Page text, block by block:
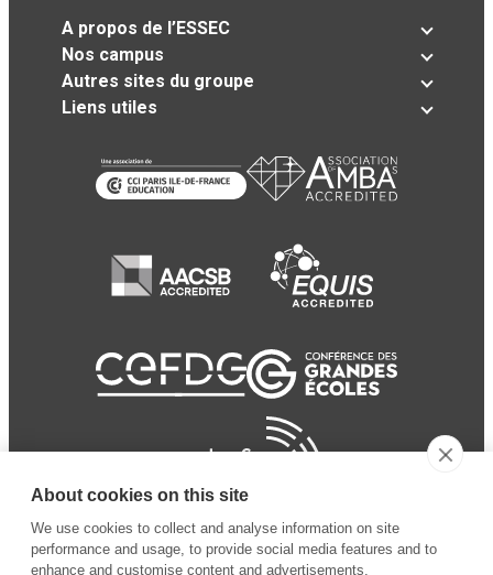
A propos de l’ESSEC
Nos campus
Autres sites du groupe
Liens utiles
About cookies on this site
We use cookies to collect and analyse information on site
performance and usage, to provide social media features and to
enhance and customise content and advertisements.